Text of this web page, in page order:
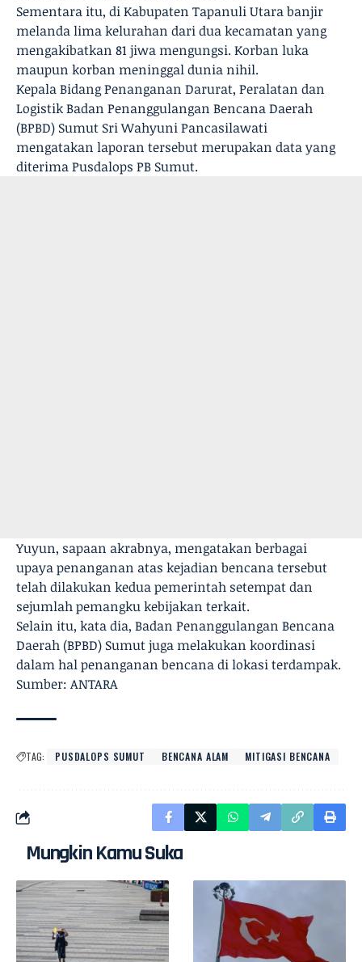
Sementara itu, di Kabupaten Tapanuli Utara banjir
melanda lima kelurahan dari dua kecamatan yang
mengakibatkan 81 jiwa mengungsi. Korban luka
maupun korban meninggal dunia nihil.
Kepala Bidang Penanganan Darurat, Peralatan dan
Logistik Badan Penanggulangan Bencana Daerah
(BPBD) Sumut Sri Wahyuni Pancasilawati
mengatakan laporan tersebut merupakan data yang
diterima Pusdalops PB Sumut.
Yuyun, sapaan akrabnya, mengatakan berbagai
upaya penanganan atas kejadian bencana tersebut
telah dilakukan kedua pemerintah setempat dan
sejumlah pemangku kebijakan terkait.
Selain itu, kata dia, Badan Penanggulangan Bencana
Daerah (BPBD) Sumut juga melakukan koordinasi
dalam hal penanganan bencana di lokasi terdampak.
Sumber: ANTARA
TAG: PUSDALOPS SUMUT BENCANA ALAM MITIGASI BENCANA
Mungkin Kamu Suka